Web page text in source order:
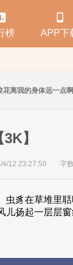
榜

APP下
花离我的身体远一点啊
】
4/12 23:27:50 字
堆里聒噪地
扬起一层层